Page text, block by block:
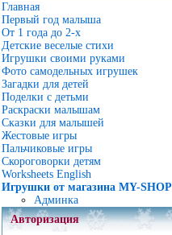
Главная
Первый год малыша
От 1 года до 2-х
Детские веселые стихи
Игрушки своими руками
Фото самодельных игрушек
Загадки для детей
Поделки с детьми
Раскраски малышам
Сказки для малышей
Жестовые игры
Пальчиковые игры
Скороговорки детям
Worksheets English
Игрушки от магазина MY-SHOP
Админка
Авторизация